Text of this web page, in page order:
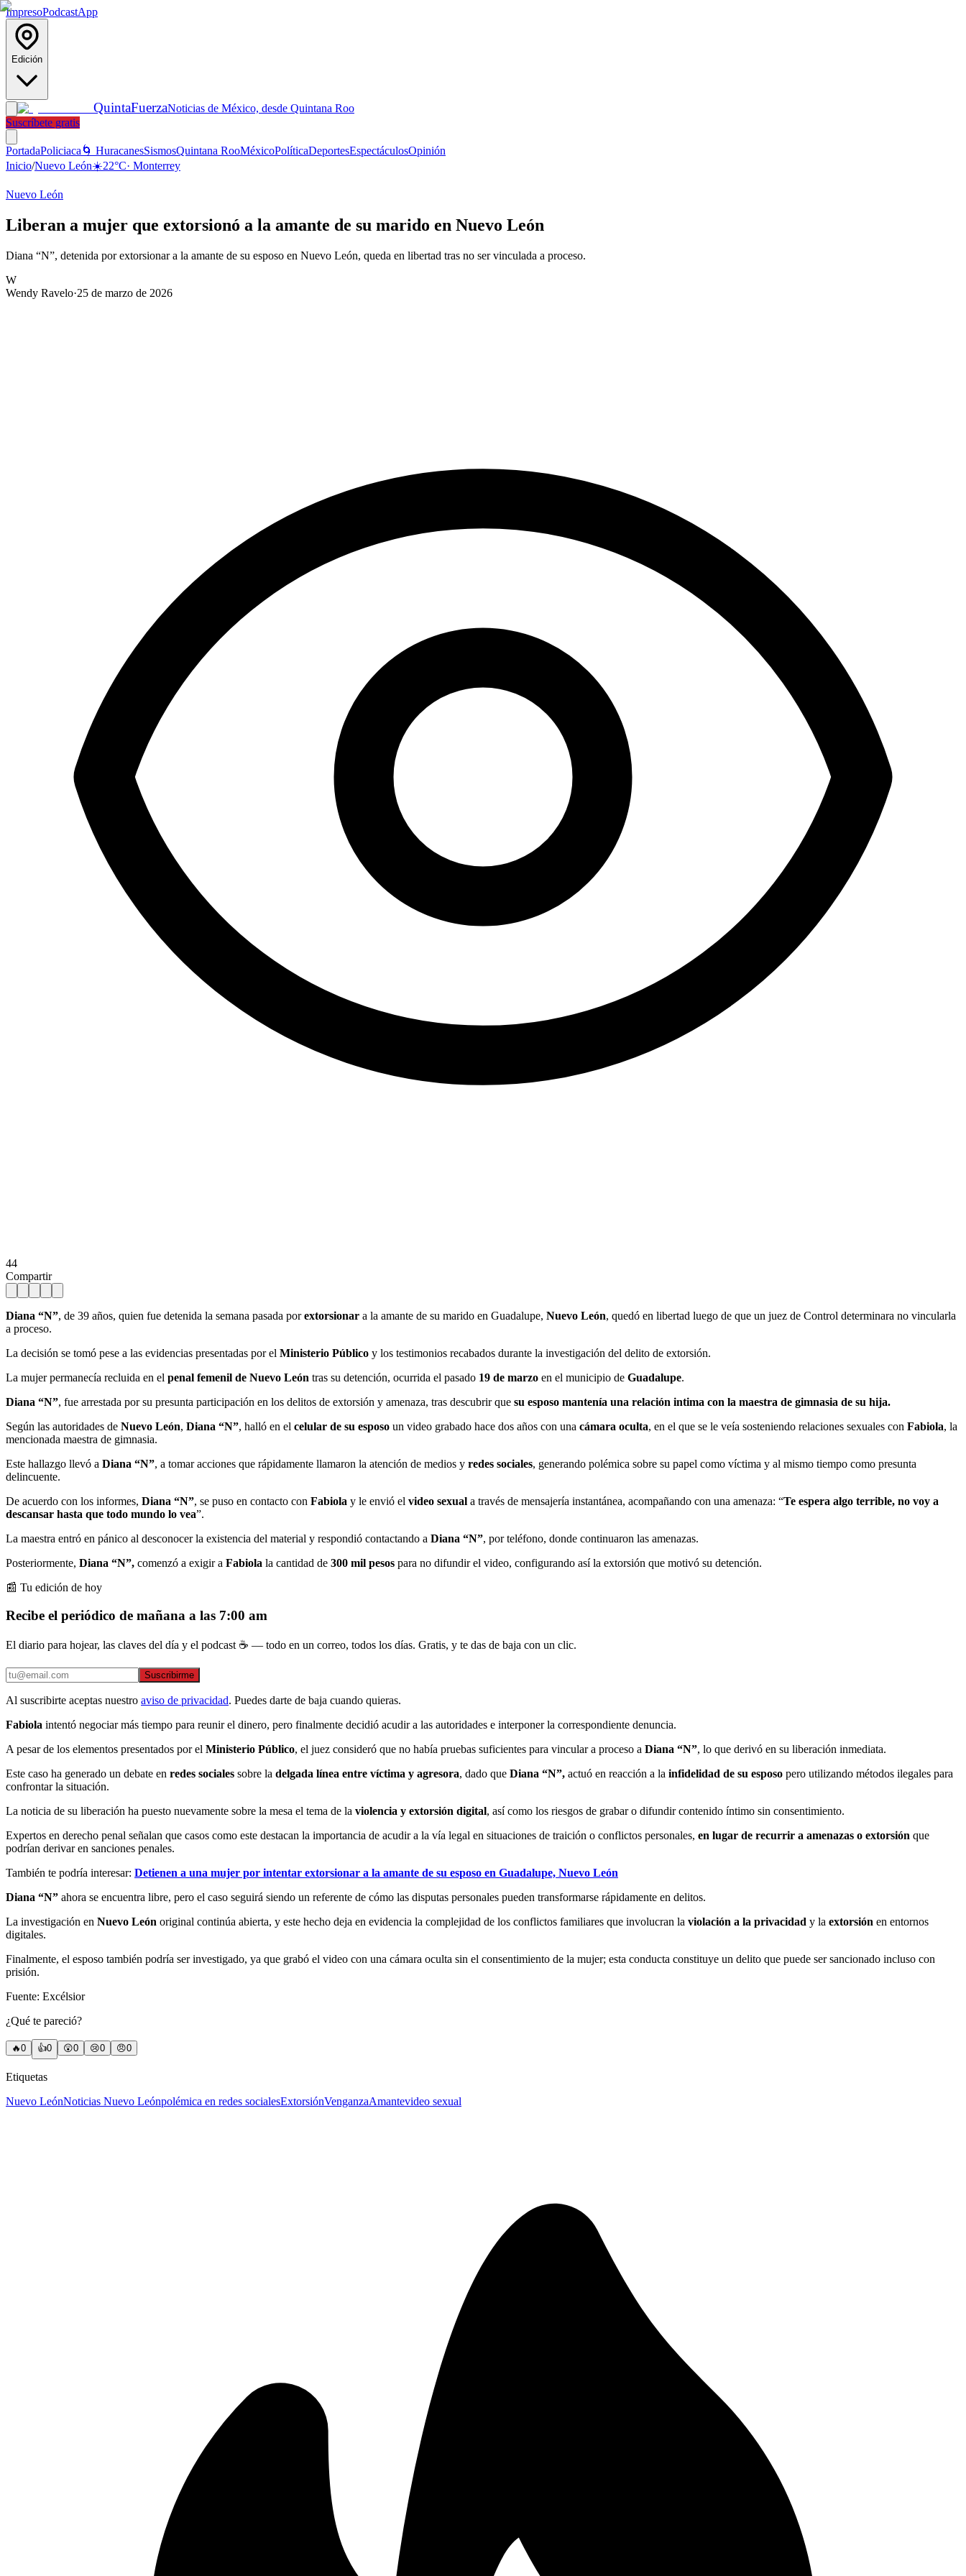
ImpresoPodcastApp
Edición
QuintaFuerzaNoticias de México, desde Quintana Roo
Suscríbete gratis
PortadaPoliciaca 🌀 HuracanesSismosQuintana RooMéxicoPolíticaDeportesEspectáculosOpinión
Inicio/Nuevo León☀️22°C· Monterrey
Nuevo León
Liberan a mujer que extorsionó a la amante de su marido en Nuevo León
Diana “N”, detenida por extorsionar a la amante de su esposo en Nuevo León, queda en libertad tras no ser vinculada a proceso.
W
Wendy Ravelo·25 de marzo de 2026
44
Compartir
Diana “N”, de 39 años, quien fue detenida la semana pasada porextorsionar a la amante de su marido en Guadalupe, Nuevo León, quedó en libertad luego de que un juez de Control determinara no vincularla
a proceso.
La decisión se tomó pese a las evidencias presentadas por el Ministerio Público y los testimonios recabados durante la investigación del delito de extorsión.
La mujer permanecía recluida en el penal femenil de Nuevo León tras su detención, ocurrida el pasado 19 de marzo en el municipio de Guadalupe.
Diana “N”, fue arrestada por su presunta participación en los delitos de extorsión y amenaza, tras descubrir que su esposo mantenía una relación intima con la maestra de gimnasia de su hija.
Según las autoridades de Nuevo León, Diana “N”, halló en el celular de su esposo un video grabado hace dos años con una cámara oculta, en el que se le veía sosteniendo relaciones sexuales con Fabiola, la
mencionada maestra de gimnasia.
Este hallazgo llevó a Diana “N”, a tomar acciones que rápidamente llamaron la atención de medios y redes sociales, generando polémica sobre su papel como víctima y al mismo tiempo como presunta
delincuente.
De acuerdo con los informes, Diana “N”, se puso en contacto con Fabiola y le envió el video sexual a través de mensajería instantánea, acompañando con una amenaza: “Te espera algo terrible, no voy a
descansar hasta que todo mundo lo vea”.
La maestra entró en pánico al desconocer la existencia del material y respondió contactando a Diana “N”, por teléfono, donde continuaron las amenazas.
Posteriormente, Diana “N”, comenzó a exigir a Fabiola la cantidad de 300 mil pesos para no difundir el video, configurando así la extorsión que motivó su detención.
📰 Tu edición de hoy
Recibe el periódico de mañana a las 7:00 am
El diario para hojear, las claves del día y el podcast ☕ — todo en un correo, todos los días. Gratis, y te das de baja con un clic.
Suscribirme
Al suscribirte aceptas nuestro aviso de privacidad. Puedes darte de baja cuando quieras.
Fabiola intentó negociar más tiempo para reunir el dinero, pero finalmente decidió acudir a las autoridades e interponer la correspondiente denuncia.
A pesar de los elementos presentados por el Ministerio Público, el juez consideró que no había pruebas suficientes para vincular a proceso a Diana “N”, lo que derivó en su liberación inmediata.
Este caso ha generado un debate en redes sociales sobre la delgada línea entre víctima y agresora, dado que Diana “N”, actuó en reacción a la infidelidad de su esposo pero utilizando métodos ilegales para
confrontar la situación.
La noticia de su liberación ha puesto nuevamente sobre la mesa el tema de la violencia y extorsión digital, así como los riesgos de grabar o difundir contenido íntimo sin consentimiento.
Expertos en derecho penal señalan que casos como este destacan la importancia de acudir a la vía legal en situaciones de traición o conflictos personales, en lugar de recurrir a amenazas o extorsión que
podrían derivar en sanciones penales.
También te podría interesar: Detienen a una mujer por intentar extorsionar a la amante de su esposo en Guadalupe, Nuevo León
Diana “N” ahora se encuentra libre, pero el caso seguirá siendo un referente de cómo las disputas personales pueden transformarse rápidamente en delitos.
La investigación en Nuevo León original continúa abierta, y este hecho deja en evidencia la complejidad de los conflictos familiares que involucran la violación a la privacidad y la extorsión en entornos
digitales.
Finalmente, el esposo también podría ser investigado, ya que grabó el video con una cámara oculta sin el consentimiento de la mujer; esta conducta constituye un delito que puede ser sancionado incluso con
prisión.
Fuente: Excélsior
¿Qué te pareció?
🔥0 👍0 😲0 😢0 😠0
Etiquetas
Nuevo LeónNoticias Nuevo Leónpolémica en redes socialesExtorsiónVenganzaAmantevideo sexual